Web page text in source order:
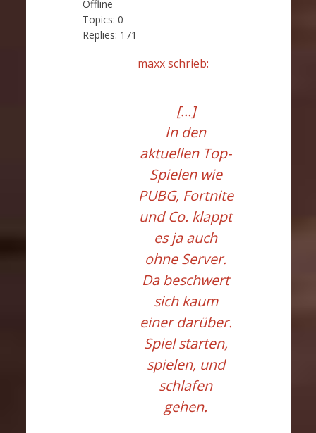
Offline
Topics: 0
Replies: 171
maxx schrieb:
[…]
In den
aktuellen Top-
Spielen wie
PUBG, Fortnite
und Co. klappt
es ja auch
ohne Server.
Da beschwert
sich kaum
einer darüber.
Spiel starten,
spielen, und
schlafen
gehen.